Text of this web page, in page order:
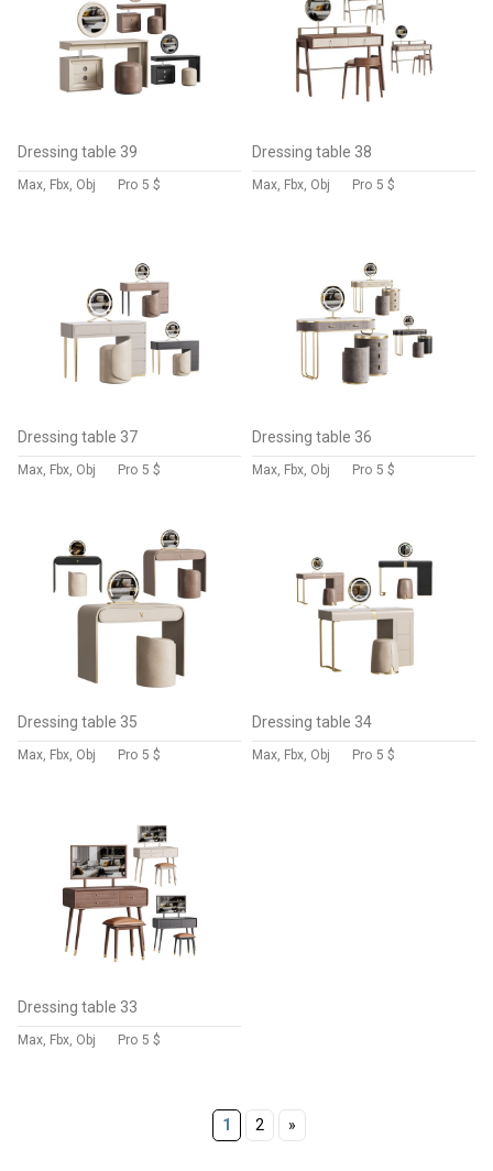
Dressing table 39
Max, Fbx, Obj Pro 5 $
Dressing table 38
Max, Fbx, Obj Pro 5 $
Dressing table 37
Max, Fbx, Obj Pro 5 $
Dressing table 36
Max, Fbx, Obj Pro 5 $
Dressing table 35
Max, Fbx, Obj Pro 5 $
Dressing table 34
Max, Fbx, Obj Pro 5 $
Dressing table 33
Max, Fbx, Obj Pro 5 $
1 2 »